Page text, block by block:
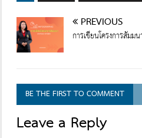
PREVIOUS
การเขียนโครงการสัมมน
BE THE FIRST TO COMMENT
Leave a Reply